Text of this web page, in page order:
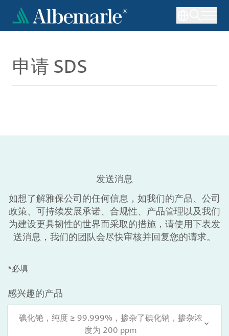
到
申请 SDS
发送消息
如想了解雅保公司的任何信息，如我们的产品、公司
政策、可持续发展承诺、合规性、产品管理以及我们
为建设更具韧性的世界而采取的措施，请使用下表发
送消息，我们的团队会尽快审核并回复您的请求。
*必填
感兴趣的产品
碘化铯，纯度 ≥ 99.999%，掺杂了碘化钠，掺杂浓
度为 200 ppm